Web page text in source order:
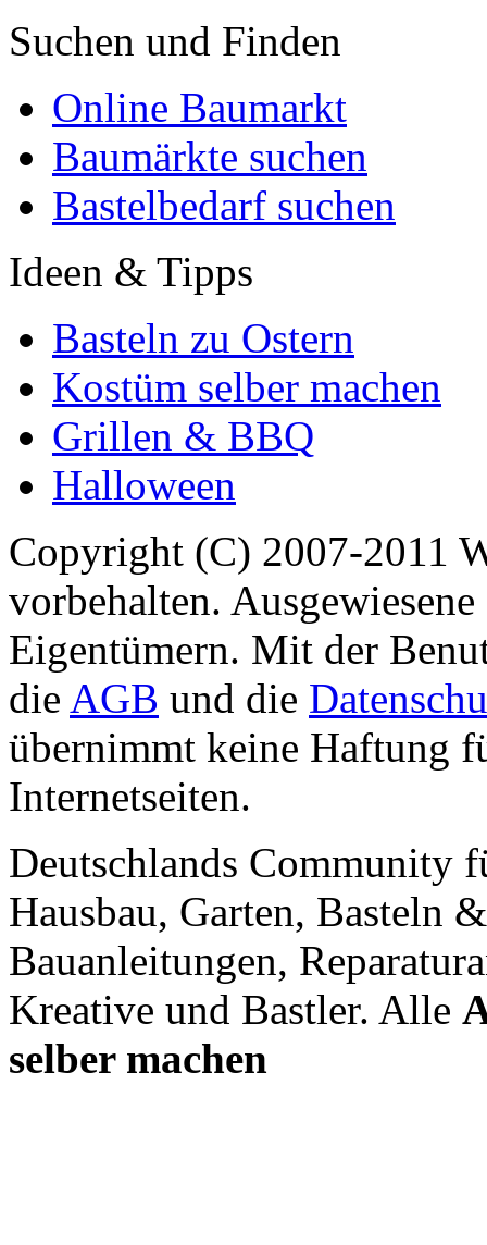
Suchen und Finden
Online Baumarkt
Baumärkte suchen
Bastelbedarf suchen
Ideen & Tipps
Basteln zu Ostern
Kostüm selber machen
Grillen & BBQ
Halloween
Copyright (C) 2007-2011
vorbehalten.
Eigentümern. Mit der
die AGB und die
übernimmt keine Haftung
Internetseiten.
Deutschlands Community
Hausbau, Garten, Basteln
Bauanleitungen,
Kreative und Bastler. Alle
selber machen